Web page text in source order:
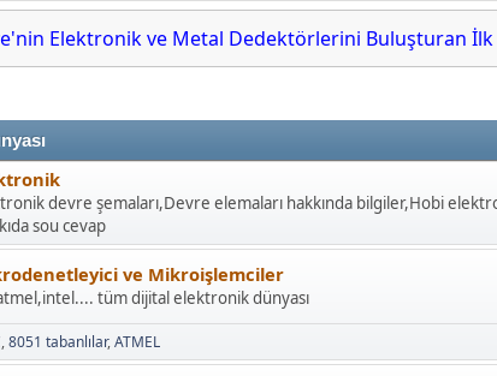
Elektronik ve Metal Dedektörlerini
Elektronik ve Metal Dedektörlerini Buluşturan İlk
devre şemaları,Devre elemaları hakkında bilgiler,Hobi
sou cevap
ve Mikroişlemciler
tüm dijital elektronik dünyası
8051 tabanlılar ATMEL